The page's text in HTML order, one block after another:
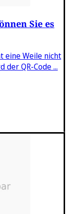
Sie es
eine Weile nicht
QR-Code ...